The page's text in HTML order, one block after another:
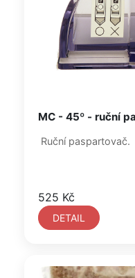
MC - 45º - ruční
Ruční paspartovač.
525 Kč
DETAIL